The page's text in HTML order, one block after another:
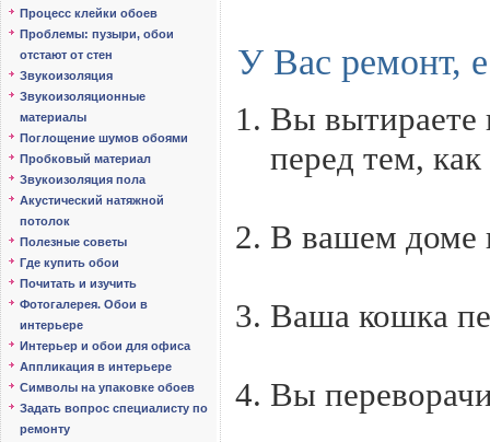
Процесс клейки обоев
Проблемы: пузыри, обои
отстают от стен
Звукоизоляция
Звукоизоляционные
материалы
Поглощение шумов обоями
Пробковый материал
Звукоизоляция пола
Акустический натяжной
потолок
Полезные советы
Где купить обои
Почитать и изучить
Фотогалерея. Обои в
интерьере
Интерьер и обои для офиса
Аппликация в интерьере
Символы на упаковке обоев
Задать вопрос специалисту по
ремонту
У Вас ремонт,
Вы вытираете
перед тем,
В вашем доме
Ваша кошка
Вы